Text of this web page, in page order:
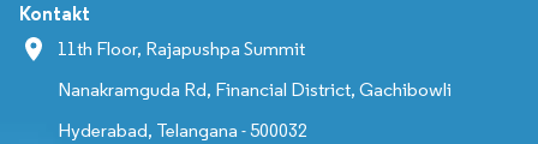
Kontakt
11th Floor, Rajapushpa Summit
Nanakramguda Rd, Financial District, Gachibowli
Hyderabad, Telangana - 500032